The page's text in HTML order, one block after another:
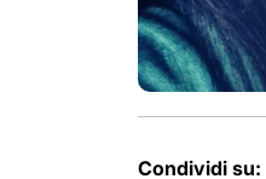
Condividi su: